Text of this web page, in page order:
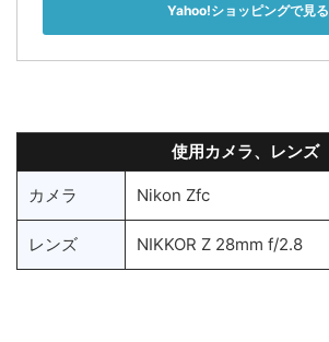
Yahoo!ショッピングで見る
使用カメラ、レンズ
カメラ Nikon Zfc
レンズ NIKKOR Z 28mm f/2.8